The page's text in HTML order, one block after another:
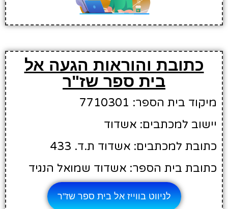
כתובת והוראות הגעה אל
בית ספר שז"ר
מיקוד בית הספר: 7710301
יישוב למכתבים: אשדוד
כתובת למכתבים: אשדוד ת.ד. 433
כתובת בית הספר: אשדוד שמואל הנגיד
לניווט בווייז אל בית ספר שז"ר